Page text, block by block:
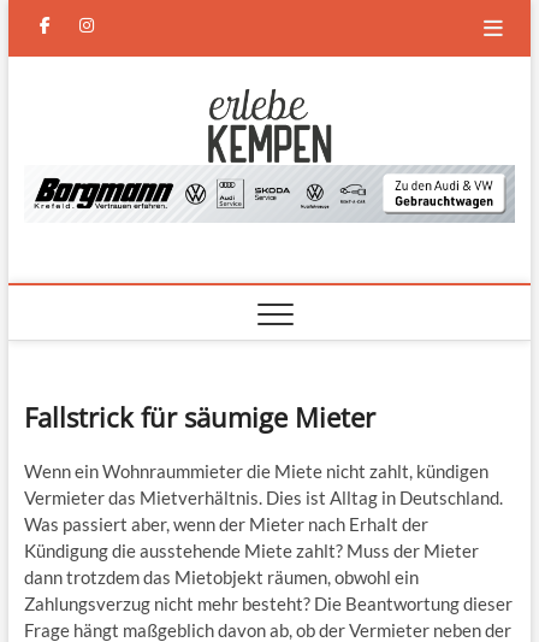
facebookinstagram
Kempen
Fallstrick für säumige Mieter
Wenn ein Wohnraummieter die Miete nicht zahlt, kündigen
Vermieter das Mietverhältnis. Dies ist Alltag in Deutschland.
Was passiert aber, wenn der Mieter nach Erhalt der
Kündigung die ausstehende Miete zahlt? Muss der Mieter
dann trotzdem das Mietobjekt räumen, obwohl ein
Zahlungsverzug nicht mehr besteht? Die Beantwortung dieser
Frage hängt maßgeblich davon ab, ob der Vermieter neben der